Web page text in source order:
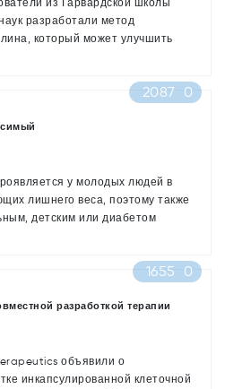
разработали метод
который может улучшить
2087 0
у молодых людей в
лишнего веса, поэтому также
детским или диабетом
инсулина, чтобы
вырабатываться и
возможна только при
1655 0
разработкой терапии
объявили о
инкапсулированной клеточной